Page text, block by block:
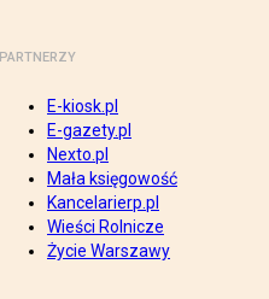
PARTNERZY
E-kiosk.pl
E-gazety.pl
Nexto.pl
Mała księgowość
Kancelarierp.pl
Wieści Rolnicze
Życie Warszawy